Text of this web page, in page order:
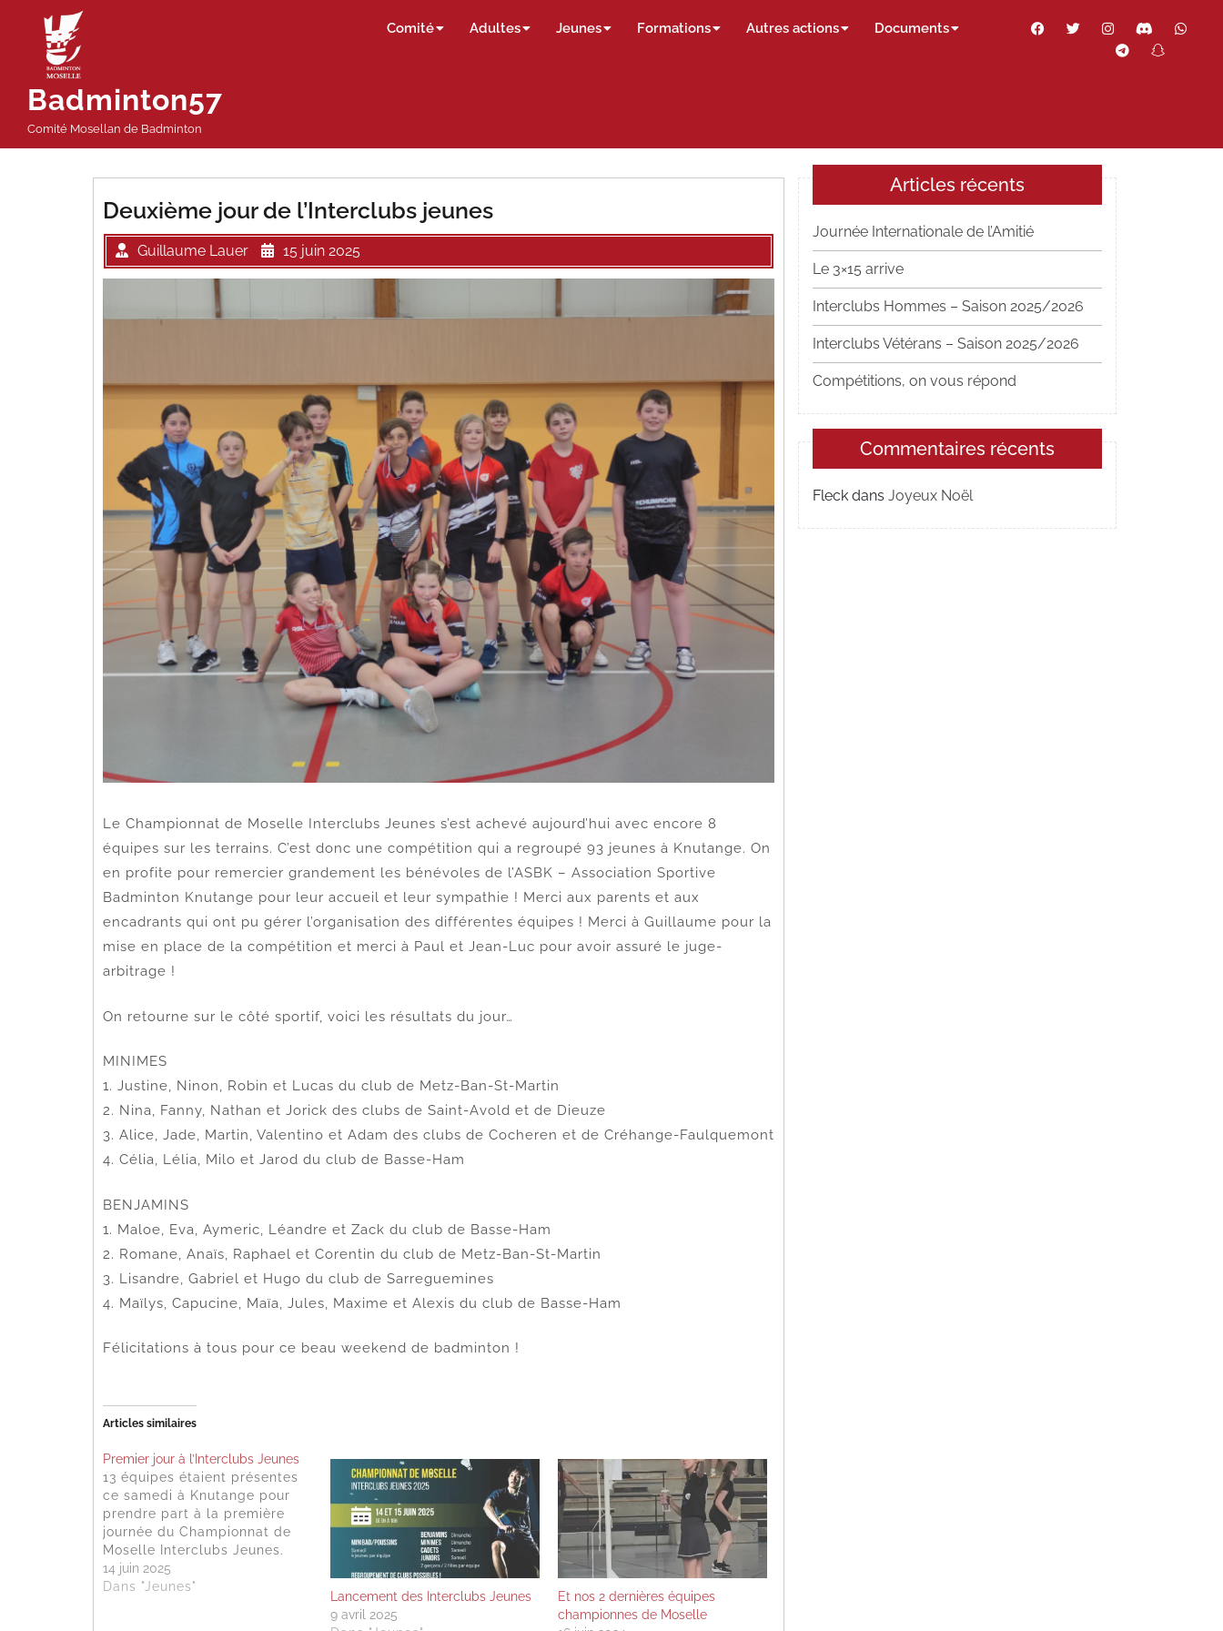
contenu
Badminton57
Comité Mosellan de Badminton
Comité Adultes Jeunes Formations Autres actions Documents Facebook
Twitter InstagramDiscord
Telegram
Deuxième jour de l’Interclubs jeunes
Guillaume Lauer 15 juin 2025
Le Championnat de Moselle Interclubs Jeunes s’est achevé aujourd’hui avec encore 8
équipes sur les terrains. C’est donc une compétition qui a regroupé 93 jeunes à Knutange. On
en profite pour remercier grandement les bénévoles de l’ASBK – Association Sportive
Badminton Knutange pour leur accueil et leur sympathie ! Merci aux parents et aux
encadrants qui ont pu gérer l’organisation des différentes équipes ! Merci à Guillaume pour la
mise en place de la compétition et merci à Paul et Jean-Luc pour avoir assuré le juge-
arbitrage !
On retourne sur le côté sportif, voici les résultats du jour…
MINIMES
1. Justine, Ninon, Robin et Lucas du club de Metz-Ban-St-Martin
2. Nina, Fanny, Nathan et Jorick des clubs de Saint-Avold et de Dieuze
3. Alice, Jade, Martin, Valentino et Adam des clubs de Cocheren et de Créhange-Faulquemont
4. Célia, Lélia, Milo et Jarod du club de Basse-Ham
BENJAMINS
1. Maloe, Eva, Aymeric, Léandre et Zack du club de Basse-Ham
2. Romane, Anaïs, Raphael et Corentin du club de Metz-Ban-St-Martin
3. Lisandre, Gabriel et Hugo du club de Sarreguemines
4. Maïlys, Capucine, Maïa, Jules, Maxime et Alexis du club de Basse-Ham
Félicitations à tous pour ce beau weekend de badminton !
Articles similaires
Premier jour à l’Interclubs Jeunes
13 équipes étaient présentes
ce samedi à Knutange pour
prendre part à la première
journée du Championnat de
Moselle Interclubs Jeunes.
Une longue journée qui nous a
permis de voir de belles
14 juin 2025
Dans "Jeunes"
Lancement des Interclubs Jeunes
9 avril 2025
Et nos 2 dernières équipes
championnes de Moselle
Articles récents
Journée Internationale de l’Amitié
Le 3×15 arrive
Interclubs Hommes – Saison 2025/2026
Interclubs Vétérans – Saison 2025/2026
Compétitions, on vous répond
Commentaires récents
Fleck dans Joyeux Noël